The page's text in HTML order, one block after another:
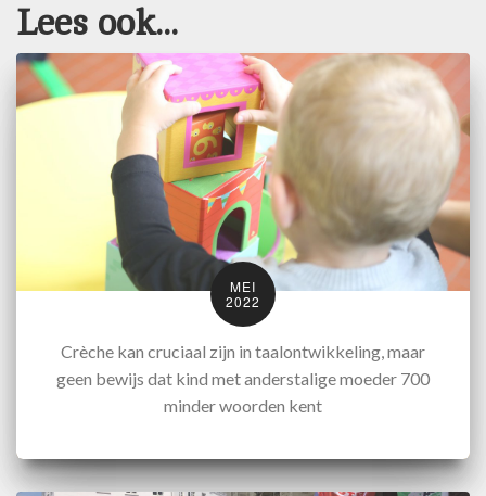
Lees ook...
MEI
2022
Crèche kan cruciaal zijn in taalontwikkeling, maar
geen bewijs dat kind met anderstalige moeder 700
minder woorden kent